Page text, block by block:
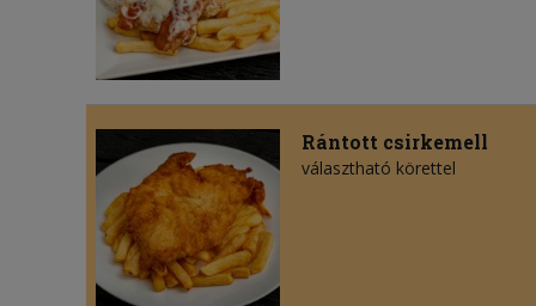
Rántott csirkemell
választható körettel